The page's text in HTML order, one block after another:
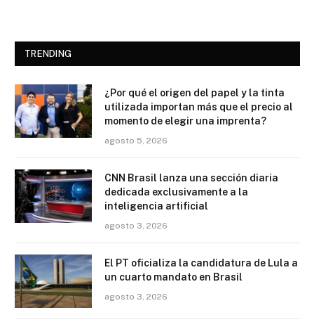
TRENDING
¿Por qué el origen del papel y la tinta
utilizada importan más que el precio al
momento de elegir una imprenta?
agosto 5, 2026
CNN Brasil lanza una sección diaria
dedicada exclusivamente a la
inteligencia artificial
agosto 3, 2026
El PT oficializa la candidatura de Lula a
un cuarto mandato en Brasil
agosto 3, 2026